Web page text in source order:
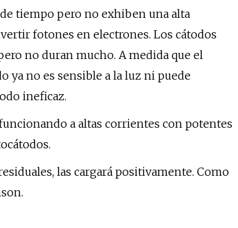
tiempo pero no exhiben una alta
fotones en electrones. Los cátodos
no duran mucho. A medida que el
ya no es sensible a la luz ni puede
ineficaz.
a altas corrientes con potentes
las cargará positivamente. Como